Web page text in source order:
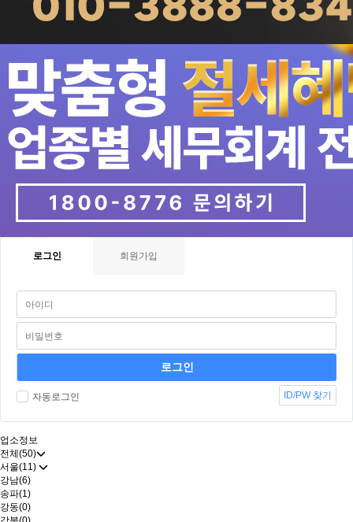
로그인 회원가입
자동로그인 ID/PW 찾기
업소정보
전체(50)
서울(11)
강남(6)
송파(1)
강동(0)